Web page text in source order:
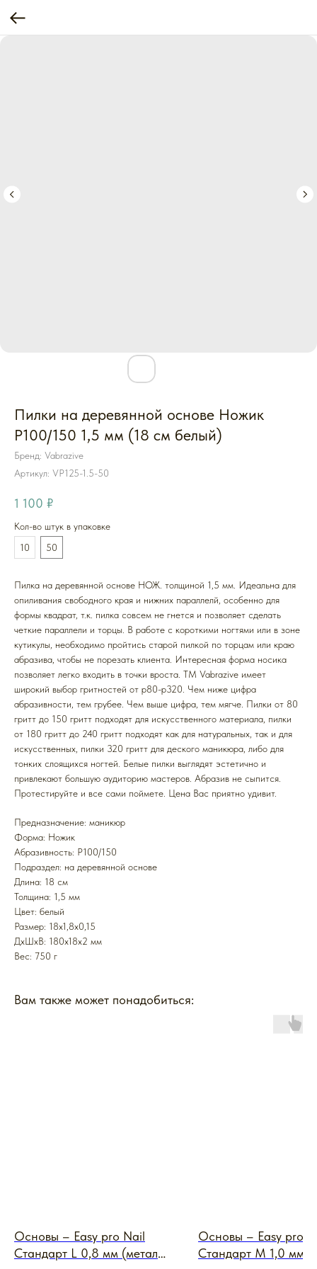
Пилки на деревянной основе Ножик
P100/150 1,5 мм (18 см белый)
Бренд: Vabrazive
Артикул: VP125-1.5-50
1 100 ₽
Кол-во штук в упаковке
10
50
Пилка на деревянной основе НОЖ. толщиной 1,5 мм. Идеальна для
опиливания свободного края и нижних параллелй, особенно для
формы квадрат, т.к. пилка совсем не гнется и позволяет сделать
четкие параллели и торцы. В работе с короткими ногтями или в зоне
кутикулы, необходимо пройтись старой пилкой по торцам или краю
абразива, чтобы не порезать клиента. Интересная форма носика
позволяет легко входить в точки вроста. ТМ Vabrazive имеет
широкий выбор гритностей от p80-p320. Чем ниже цифра
абразивности, тем грубее. Чем выше цифра, тем мягче. Пилки от 80
гритт до 150 гритт подходят для искусственного материала, пилки
от 180 гритт до 240 гритт подходят как для натуральных, так и для
искусственных, пилки 320 гритт для деского маникюра, либо для
тонких слоящихся ногтей. Белые пилки выглядят эстетично и
привлекают большую аудиторию мастеров. Абразив не сыпится.
Протестируйте и все сами поймете. Цена Вас приятно удивит.
Предназначение: маникюр
Форма: Ножик
Абразивность: P100/150
Подраздел: на деревянной основе
Длина: 18 см
Толщина: 1,5 мм
Цвет: белый
Размер: 18x1,8x0,15
ДxШxВ: 180x18x2 мм
Вес: 750 г
Вам также может понадобиться:
Основы – Easy pro Nail
Стандарт L 0,8 мм (металл
Основы – Easy pro
Стандарт M 1,0 мм